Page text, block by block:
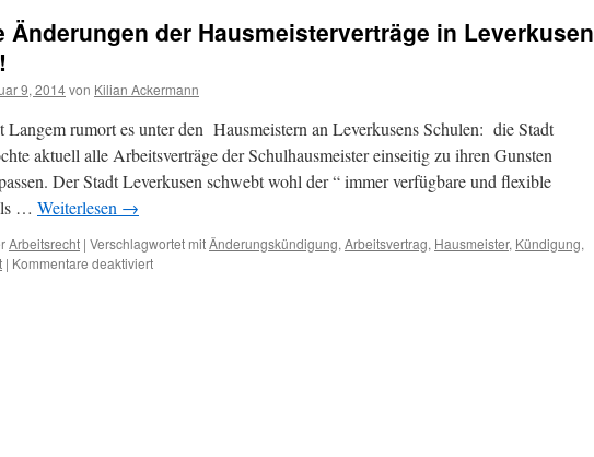
Änderungen der Hausmeisterverträge in Leverkusen
9, 2014von Kilian Ackermann
Langem rumort es unter den Hausmeistern an Leverkusens Schulen: die Stadt
aktuell alle Arbeitsverträge der Schulhausmeister einseitig zu ihren Gunsten
Der Stadt Leverkusen schwebt wohl der “ immer verfügbare und flexible
… Weiterlesen →
Arbeitsrecht | Verschlagwortet mitÄnderungskündigung, Arbeitsvertrag, Hausmeister, Kündigung,
| Kommentare deaktiviertfür